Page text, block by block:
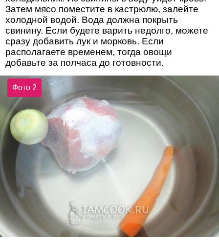
Затем мясо поместите в кастрюлю, залейте
холодной водой. Вода должна покрыть
свинину. Если будете варить недолго, можете
сразу добавить лук и морковь. Если
располагаете временем, тогда овощи
добавьте за полчаса до готовности.
Фото 2